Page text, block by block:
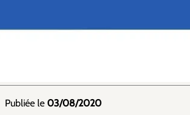
Publiée le 03/08/2020